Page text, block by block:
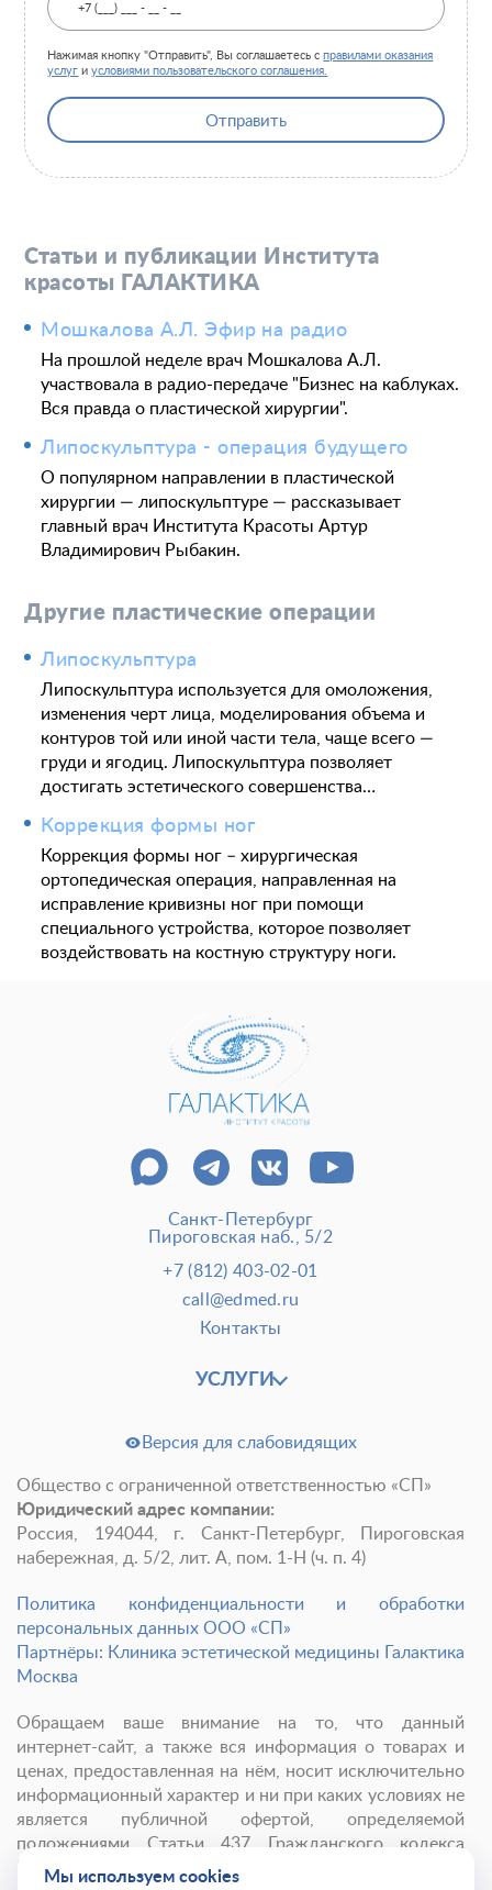
Нажимая кнопку "Отправить", Вы соглашаетесь справилами оказания
услуг иусловиями пользовательского соглашения.
Отправить
Статьи и публикации Института
красоты ГАЛАКТИКА
Мошкалова А.Л. Эфир на радио
На прошлой неделе врач Мошкалова А.Л.
участвовала в радио-передаче "Бизнес на каблуках.
Вся правда о пластической хирургии".
Липоскульптура - операция будущего
О популярном направлении в пластической
хирургии — липоскульптуре — рассказывает
главный врач Института Красоты Артур
Владимирович Рыбакин.
Другие пластические операции
Липоскульптура
Липоскульптура используется для омоложения,
изменения черт лица, моделирования объема и
контуров той или иной части тела, чаще всего —
груди и ягодиц. Липоскульптура позволяет
достигать эстетического совершенства…
Коррекция формы ног
Коррекция формы ног – хирургическая
ортопедическая операция, направленная на
исправление кривизны ног при помощи
специального устройства, которое позволяет
воздействовать на костную структуру ноги.
Санкт-Петербург
Пироговская наб., 5/2
+7 (812) 403-02-01
call@edmed.ru
Контакты
УСЛУГИ
Версия для слабовидящих
Общество с ограниченной ответственностью «СП»
Юридический адрес компании:
Россия, 194044, г. Санкт-Петербург, Пироговская
набережная, д. 5/2, лит. А, пом. 1-Н (ч. п. 4)
Политика конфиденциальности и обработки
персональных данных ООО «СП»
Партнёры: Клиника эстетической медицины Галактика
Москва
Обращаем ваше внимание на то, что данный
интернет-сайт, а также вся информация о товарах и
ценах, предоставленная на нём, носит исключительно
информационный характер и ни при каких условиях не
является публичной офертой, определяемой
положениями Статьи 437 Гражданского кодекса
Российской Федерации.
Мы используем cookies